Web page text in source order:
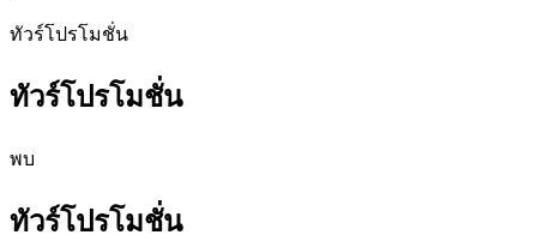
ทัวร์โปรโมชั่น
ทัวร์โปรโมชั่น
พบ
ทัวร์โปรโมชั่น